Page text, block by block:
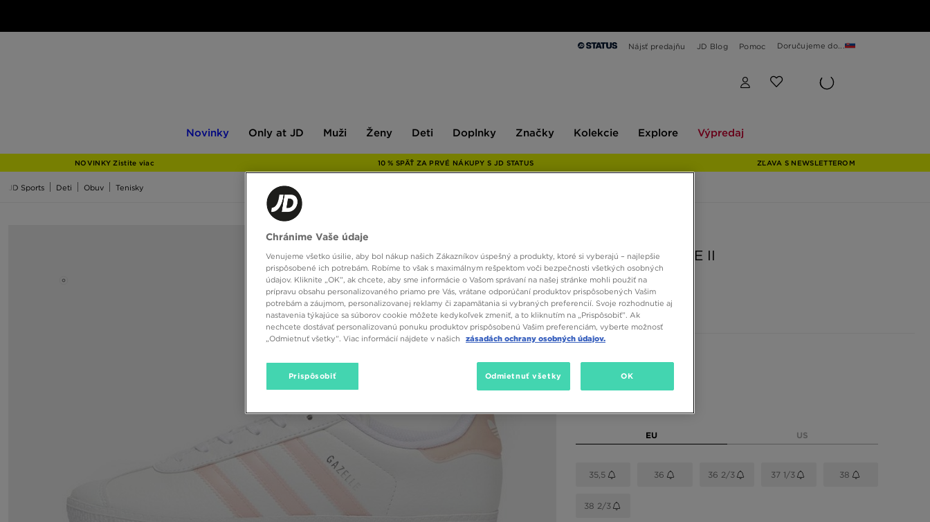
Nájsť predajňu JD Blog Pomoc Doručujeme do...
Novinky
JD
Only at JD Muži Ženy Deti Doplnky Značky Kolekcie Explore Výpredaj
NOVINKY Zistite viac 10 % SPÄŤ ZA PRVÉ NÁKUPY S JD STATUS ZĽAVA S NEWSLETTEROM
JD Sports Deti Obuv Tenisky
ADIDAS GAZELLE II
30,00 €
EU US
35,5 36 36 2/3 37 1/3 38
38 2/3
Chránime Vaše údaje
Venujeme všetko úsilie, aby bol nákup našich Zákazníkov úspešný a produkty, ktoré si vyberajú – najlepšie
prispôsobené ich potrebám. Robíme to však s maximálnym rešpektom voči bezpečnosti všetkých osobných
údajov. Kliknite „OK”, ak chcete, aby sme informácie o Vašom správaní na našej stránke mohli použiť na
prípravu obsahu personalizovaného priamo pre Vás, vrátane odporúčaní produktov prispôsobených Vašim
potrebám a záujmom, personalizovanej reklamy či zapamätania si vybraných preferencií. Svoje rozhodnutie aj
nastavenia týkajúce sa súborov cookie môžete kedykoľvek zmeniť, a to kliknutím na „Prispôsobiť”. Ak
nechcete dostávať personalizovanú ponuku produktov prispôsobenú Vašim preferenciám, vyberte možnosť
„Odmietnuť všetky”. Viac informácií nájdete v našich
zásadách ochrany osobných údajov.
Prispôsobiť Odmietnuť všetky OK